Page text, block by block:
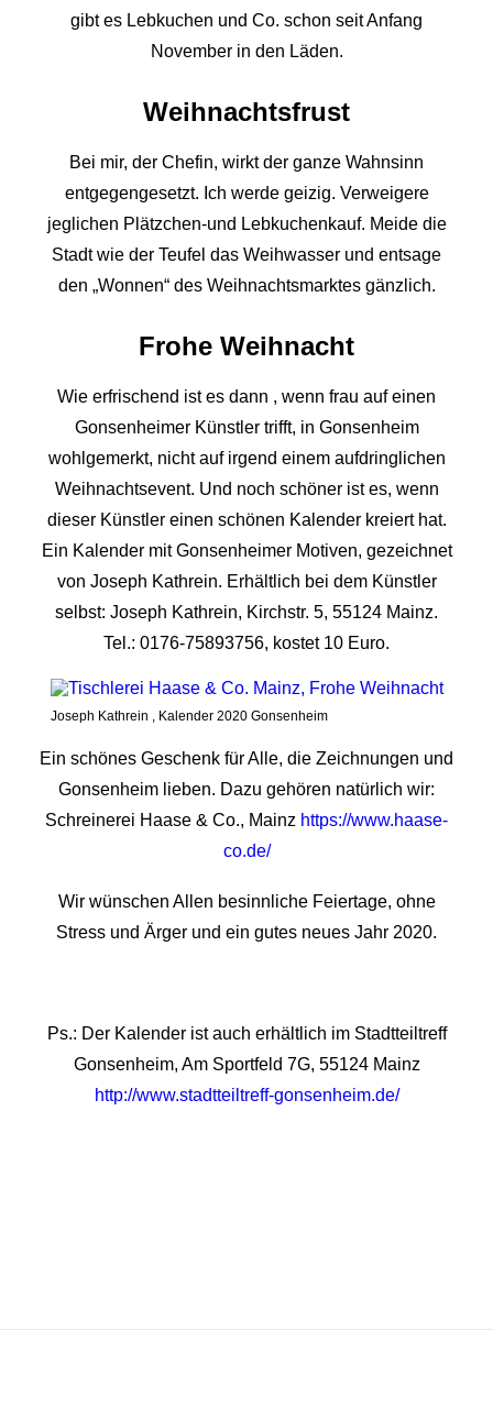
gibt es Lebkuchen und Co. schon seit Anfang
November in den Läden.
Weihnachtsfrust
Bei mir, der Chefin, wirkt der ganze Wahnsinn
entgegengesetzt. Ich werde geizig. Verweigere
jeglichen Plätzchen-und Lebkuchenkauf. Meide die
Stadt wie der Teufel das Weihwasser und entsage
den „Wonnen“ des Weihnachtsmarktes gänzlich.
Frohe Weihnacht
Wie erfrischend ist es dann , wenn frau auf einen
Gonsenheimer Künstler trifft, in Gonsenheim
wohlgemerkt, nicht auf irgend einem aufdringlichen
Weihnachtsevent. Und noch schöner ist es, wenn
dieser Künstler einen schönen Kalender kreiert hat.
Ein Kalender mit Gonsenheimer Motiven, gezeichnet
von Joseph Kathrein. Erhältlich bei dem Künstler
selbst: Joseph Kathrein, Kirchstr. 5, 55124 Mainz.
Tel.: 0176-75893756, kostet 10 Euro.
Joseph Kathrein , Kalender 2020 Gonsenheim
Ein schönes Geschenk für Alle, die Zeichnungen und
Gonsenheim lieben. Dazu gehören natürlich wir:
Schreinerei Haase & Co., Mainz https://www.haase-
co.de/
Wir wünschen Allen besinnliche Feiertage, ohne
Stress und Ärger und ein gutes neues Jahr 2020.
Ps.: Der Kalender ist auch erhältlich im Stadtteiltreff
Gonsenheim, Am Sportfeld 7G, 55124 Mainz
http://www.stadtteiltreff-gonsenheim.de/